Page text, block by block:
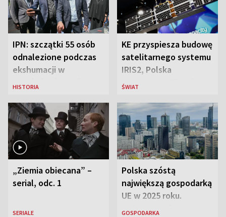
IPN: szczątki 55 osób
odnalezione podczas
ekshumacji w
HISTORIA
KE przyspiesza budowę
satelitarnego systemu
IRIS2, Polska
przeznaczy 656 mln
ŚWIAT
„Ziemia obiecana” –
serial, odc. 1
SERIALE
Polska szóstą
największą gospodarką
UE w 2025 roku.
Najnowsze dane
GOSPODARKA